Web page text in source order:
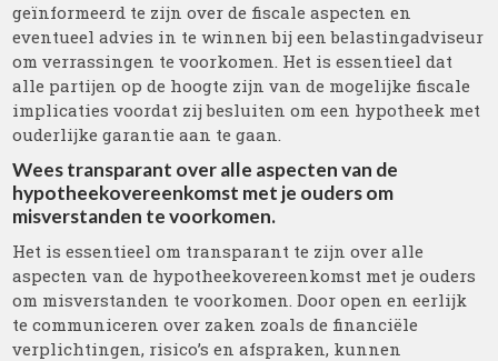
geïnformeerd te zijn over de fiscale aspecten en
eventueel advies in te winnen bij een belastingadviseur
om verrassingen te voorkomen. Het is essentieel dat
alle partijen op de hoogte zijn van de mogelijke fiscale
implicaties voordat zij besluiten om een hypotheek met
ouderlijke garantie aan te gaan.
Wees transparant over alle aspecten van de
hypotheekovereenkomst met je ouders om
misverstanden te voorkomen.
Het is essentieel om transparant te zijn over alle
aspecten van de hypotheekovereenkomst met je ouders
om misverstanden te voorkomen. Door open en eerlijk
te communiceren over zaken zoals de financiële
verplichtingen, risico’s en afspraken, kunnen